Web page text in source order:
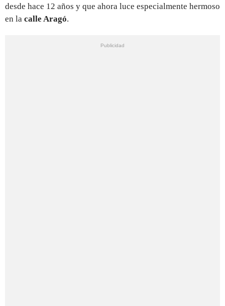
desde hace 12 años y que ahora luce especialmente hermoso
en la calle Aragó.